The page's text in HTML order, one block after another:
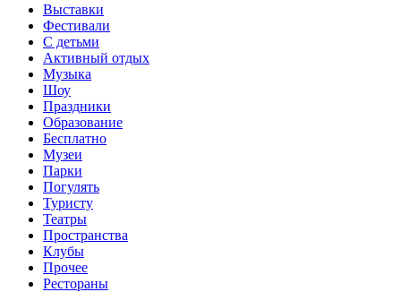
Выставки
Фестивали
С детьми
Активный отдых
Музыка
Шоу
Праздники
Образование
Бесплатно
Музеи
Парки
Погулять
Туристу
Театры
Пространства
Клубы
Прочее
Рестораны